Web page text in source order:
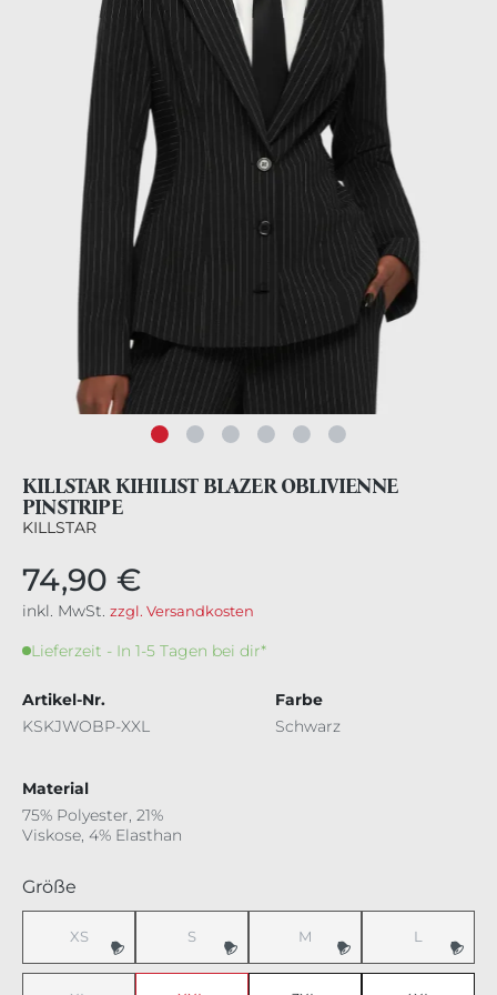
KILLSTAR KIHILIST BLAZER OBLIVIENNE
PINSTRIPE
KILLSTAR
74,90 €
inkl. MwSt. zzgl. Versandkosten
Lieferzeit - In 1-5 Tagen bei dir*
Artikel-Nr.
KSKJWOBP-XXL
Farbe
Schwarz
Material
75% Polyester, 21%
Viskose, 4% Elasthan
Größe
XS(Diese Option ist zurzeit nicht verfügbar.)
S(Diese Option ist zurzeit nicht verfügbar.)
M(Diese Option ist zurzeit nicht
L(Diese